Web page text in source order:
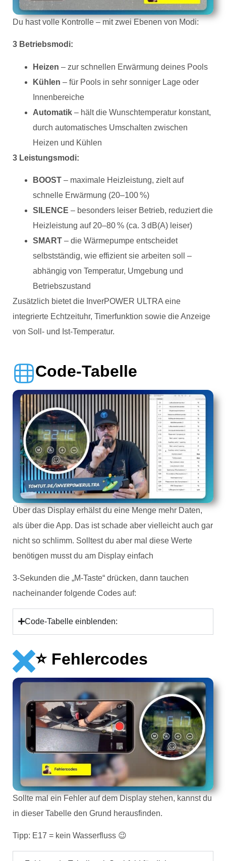
Du hast volle Kontrolle – mit zwei Ebenen von Modi:
3 Betriebsmodi:
Heizen – zur schnellen Erwärmung deines Pools
Kühlen – für Pools in sehr sonniger Lage oder
Innenbereiche
Automatik – hält die Wunschtemperatur konstant,
durch automatisches Umschalten zwischen
Heizen und Kühlen
3 Leistungsmodi:
BOOST – maximale Heizleistung, zielt auf
schnelle Erwärmung (20–100 %)
SILENCE – besonders leiser Betrieb, reduziert die
Heizleistung auf 20–80 % (ca. 3 dB(A) leiser)
SMART – die Wärmepumpe entscheidet
selbstständig, wie effizient sie arbeiten soll –
abhängig von Temperatur, Umgebung und
Betriebszustand
Zusätzlich bietet die InverPOWER ULTRA eine
integrierte Echtzeituhr, Timerfunktion sowie die Anzeige
von Soll- und Ist-Temperatur.
Code-Tabelle
Über das Display erhälst du eine Menge mehr Daten,
als über die App. Das ist schade aber vielleicht auch gar
nicht so schlimm. Solltest du aber mal diese Werte
benötigen musst du am Display einfach
3-Sekunden die „M-Taste“ drücken, dann tauchen
nacheinander folgende Codes auf:
Code-Tabelle einblenden:
⭐️ Fehlercodes
Sollte mal ein Fehler auf dem Display stehen, kannst du
in dieser Tabelle den Grund herausfinden.
Tipp: E17 = kein Wasserfluss 😉